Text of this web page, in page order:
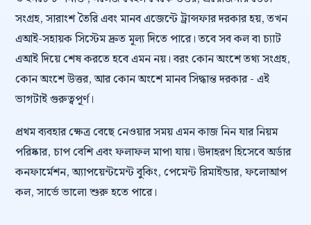
সংগ্রহ, সারাংশ তৈরি এবং মানব এজেন্টে ট্রান্সফার দরকার হয়, তখন
এআই-সহায়ক সিস্টেম দ্রুত মূল্য দিতে পারে। তবে সব কল বা চ্যাট
এআই দিয়ে শেষ করতে হবে এমন নয়। বরং কোন অংশে তথ্য সংগ্রহ,
কোন অংশে উত্তর, আর কোন অংশে মানব সিদ্ধান্ত দরকার - এই
ভাগটাই গুরুত্বপূর্ণ।
প্রথম ব্যবহার ক্ষেত্র বেছে নেওয়ার সময় এমন কাজ নিন যার নিয়ম
পরিষ্কার, চাপ বেশি এবং ফলাফল মাপা যায়। উদাহরণ হিসেবে অর্ডার
কনফার্মেশন, অ্যাপয়েন্টমেন্ট বুকিং, পেমেন্ট রিমাইন্ডার, ফলোআপ
কল, সার্ভে ভালো শুরু হতে পারে।